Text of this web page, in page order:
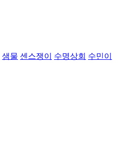
샘물 센스쟁이 수명상회 수민이